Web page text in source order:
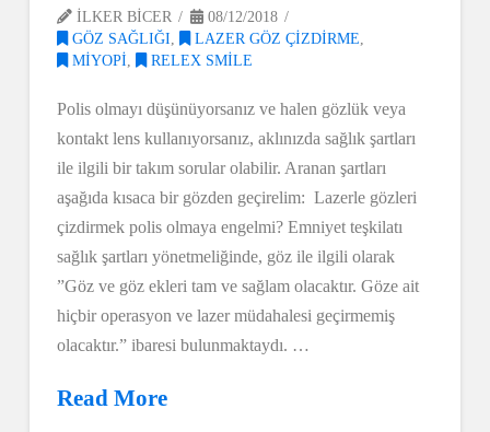
ILKER BICER
08/12/2018
GÖZ SAĞLIĞI
LAZER GÖZ ÇIZDIRME
MIYOPI
RELEX SMILE
Polis olmayı düşünüyorsanız ve halen gözlük veya
kontakt lens kullanıyorsanız, aklınızda sağlık şartları
ile ilgili bir takım sorular olabilir. Aranan şartları
aşağıda kısaca bir gözden geçirelim: Lazerle gözleri
çizdirmek polis olmaya engelmi? Emniyet teşkilatı
sağlık şartları yönetmeliğinde, göz ile ilgili olarak
”Göz ve göz ekleri tam ve sağlam olacaktır. Göze ait
hiçbir operasyon ve lazer müdahalesi geçirmemiş
olacaktır.” ibaresi bulunmaktaydı. …
Read More